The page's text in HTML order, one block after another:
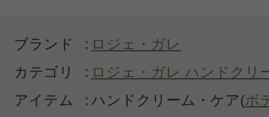
ブランド : ロジェ・ガレ
カテゴリ
: ロジェ・ガレ ハンドクリ
アイテム
: ハンドクリーム・ケア(ボ